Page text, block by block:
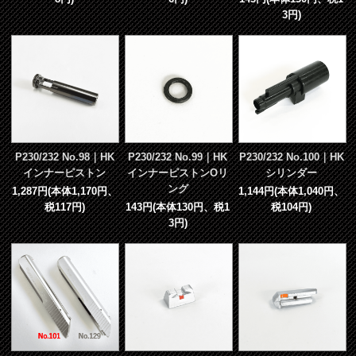
3円)
P230/232 No.98｜HK
インナーピストン
1,287円(本体1,170円、
税117円)
P230/232 No.99｜HK
インナーピストンOリ
ング
143円(本体130円、税1
3円)
P230/232 No.100｜HK
シリンダー
1,144円(本体1,040円、
税104円)